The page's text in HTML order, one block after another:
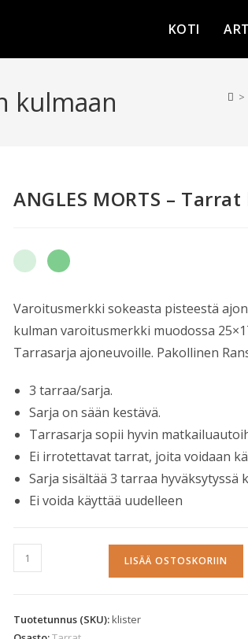
KOTI
kulmaan >
ANGLES MORTS –
Varoitusmerkki sokeasta pisteestä
kulman varoitusmerkki muodossa
Tarrasarja ajoneuvoille. Pakollinen
3 tarraa/sarja.
Sarja on sään kestävä.
Tarrasarja sopii hyvin
Ei irrotettavat tarrat, joita voidaan
Sarja sisältää 3 tarraa hyväksytyssä
Ei voida käyttää uudelleen
LISÄÄ OSTOSKORIIN
Tuotetunnus (SKU):klister